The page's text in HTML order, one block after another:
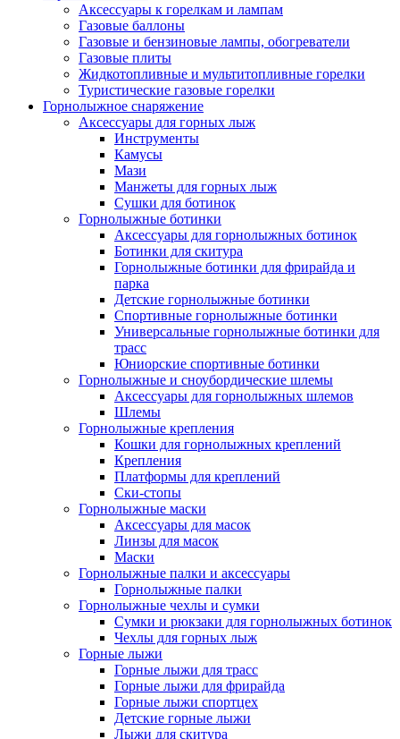
Аксессуары к горелкам и лампам
Газовые баллоны
Газовые и бензиновые лампы, обогреватели
Газовые плиты
Жидкотопливные и мультитопливные горелки
Туристические газовые горелки
Горнолыжное снаряжение
Аксессуары для горных лыж
Инструменты
Камусы
Мази
Манжеты для горных лыж
Сушки для ботинок
Горнолыжные ботинки
Аксессуары для горнолыжных ботинок
Ботинки для скитура
Горнолыжные ботинки для фрирайда и
парка
Детские горнолыжные ботинки
Спортивные горнолыжные ботинки
Универсальные горнолыжные ботинки для
трасс
Юниорские спортивные ботинки
Горнолыжные и сноубордические шлемы
Аксессуары для горнолыжных шлемов
Шлемы
Горнолыжные крепления
Кошки для горнолыжных креплений
Крепления
Платформы для креплений
Ски-стопы
Горнолыжные маски
Аксессуары для масок
Линзы для масок
Маски
Горнолыжные палки и аксессуары
Горнолыжные палки
Горнолыжные чехлы и сумки
Сумки и рюкзаки для горнолыжных ботинок
Чехлы для горных лыж
Горные лыжи
Горные лыжи для трасс
Горные лыжи для фрирайда
Горные лыжи спортцех
Детские горные лыжи
Лыжи для скитура